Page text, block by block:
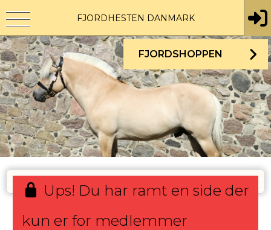
FJORDHESTEN DANMARK
FJORDSHOPPEN
Ups! Du har ramt en side der
kun er for medlemmer